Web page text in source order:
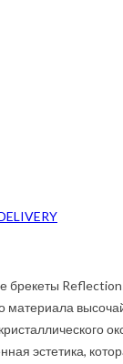
брекеты
материала
эстетика,